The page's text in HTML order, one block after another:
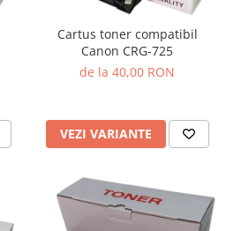
Cartus toner compatibil
Canon CRG-725
de la 40,00 RON
VEZI VARIANTE